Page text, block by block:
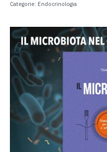
Categorie: Endocrinologia